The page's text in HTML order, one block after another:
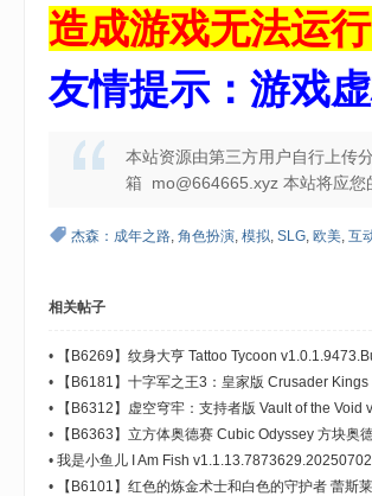
造成游戏无法运行
友情提示：游戏
本站资源由第三方用户自行上传
箱 mo@664665.xyz 本站将应您
杰森：成年之路, 角色扮演, 模拟, SLG, 欧美, 互
相关帖子
•
【B6269】纹身大亨 Tattoo Tycoon
•
【B6181】十字军之王3：皇家版 Crusader
器 免安装中文豪华版[14.7GB]
•
【B6312】虚空穹牢：支持者版 Vault of the
护之盾-地狱烈焰+全DLC 免安装中文版[668MB]
•
【B6363】立方体奥德赛 Cubic Odyssey 方块
• 我是小鱼儿 I Am Fish
•
【B6101】红色的炼金术士和白色的守护者 蕾